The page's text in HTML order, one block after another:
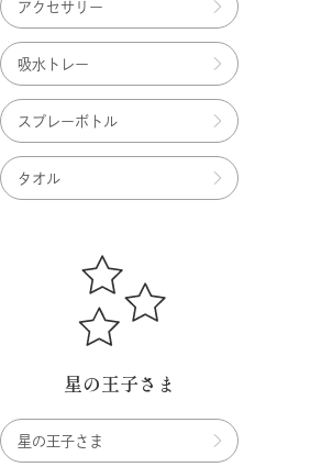
アクセサリー
吸水トレー
スプレーボトル
タオル
星の王子さま
星の王子さま